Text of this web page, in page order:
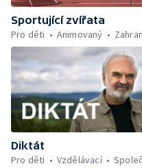
Sportující zvířata
Pro děti
Animovaný
Diktát
Pro děti
Vzdělávací